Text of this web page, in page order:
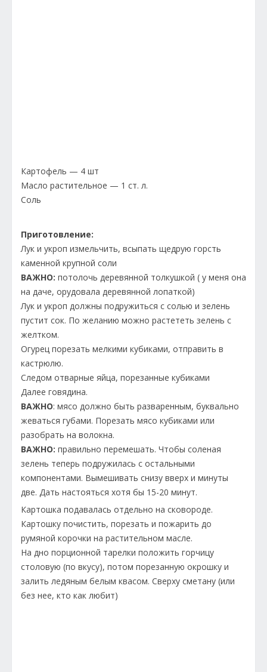
Картофель — 4 шт
Масло растительное — 1 ст. л.
Соль
Приготовление:
Лук и укроп измельчить, всыпать щедрую горсть
каменной крупной соли
ВАЖНО: потолочь деревянной толкушкой ( у меня она
на даче, орудовала деревянной лопаткой)
Лук и укроп должны подружиться с солью и зелень
пустит сок. По желанию можно растететь зелень с
желтком.
Огурец порезать мелкими кубиками, отправить в
кастрюлю.
Следом отварные яйца, порезанные кубиками
Далее говядина.
ВАЖНО: мясо должно быть разваренным, буквально
жеваться губами. Порезать мясо кубиками или
разобрать на волокна.
ВАЖНО: правильно перемешать. Чтобы соленая
зелень теперь подружилась с остальными
компонентами. Вымешивать снизу вверх и минуты
две. Дать настояться хотя бы 15-20 минут.
Картошка подавалась отдельно на сковороде.
Картошку почистить, порезать и пожарить до
румяной корочки на растительном масле.
На дно порционной тарелки положить горчицу
столовую (по вкусу), потом порезанную окрошку и
залить ледяным белым квасом. Сверху сметану (или
без нее, кто как любит)